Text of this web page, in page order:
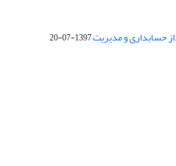
حسابداری و مدیریت1397-07-20